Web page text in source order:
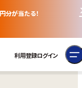
が当たる！
利用登録ログイン